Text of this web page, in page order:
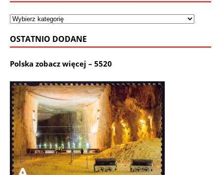
OSTATNIO DODANE
Polska zobacz więcej – 5520